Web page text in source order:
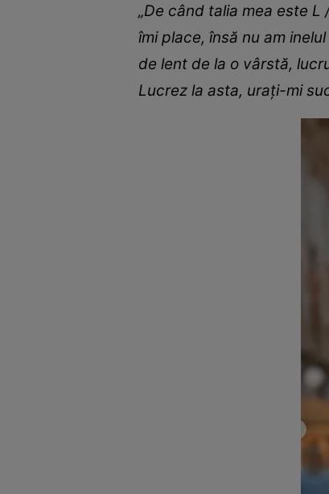
„De când talia mea este
îmi place, însă nu am
de lent de la o vârstă,
Lucrez la asta, urați-mi